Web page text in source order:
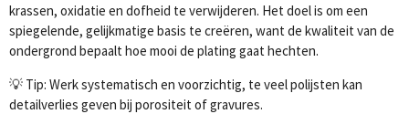
krassen, oxidatie en dofheid te verwijderen. Het doel is om een
spiegelende, gelijkmatige basis te creëren, want de kwaliteit van de
ondergrond bepaalt hoe mooi de plating gaat hechten.
💡 Tip: Werk systematisch en voorzichtig, te veel polijsten kan
detailverlies geven bij porositeit of gravures.